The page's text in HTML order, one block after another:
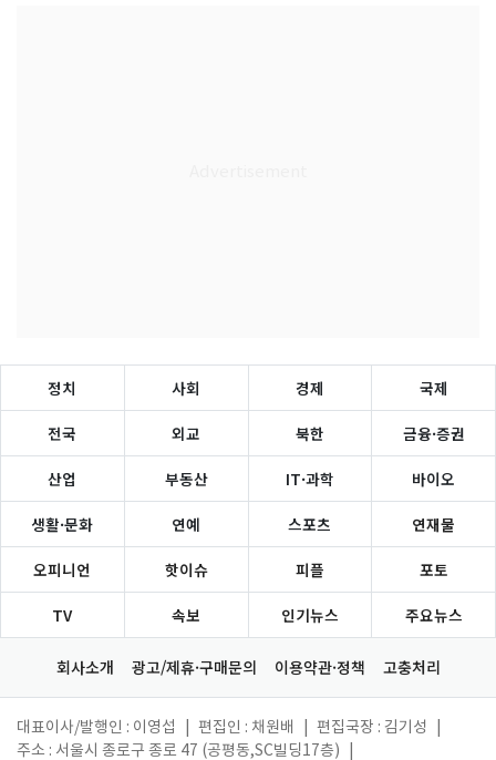
정치 사회 경제 국제
전국 외교 북한 금융·증권
산업 부동산 IT·과학 바이오
생활·문화 연예 스포츠 연재물
오피니언 핫이슈 피플 포토
TV 속보 인기뉴스 주요뉴스
회사소개 광고/제휴·구매문의 이용약관·정책 고충처리
대표이사/발행인 : 이영섭 편집인 : 채원배 편집국장 : 김기성
주소 : 서울시 종로구 종로 47 (공평동,SC빌딩17층)